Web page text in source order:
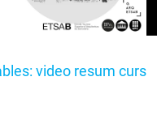
video resum curs